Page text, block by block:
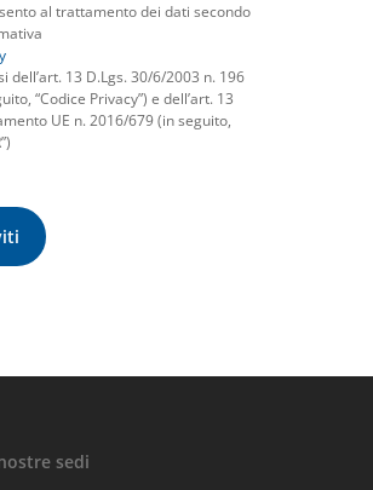
al trattamento dei dati secondo
dell’art. 13 D.Lgs. 30/6/2003 n. 196
“Codice Privacy”) e dell’art. 13
UE n. 2016/679 (in seguito,
sedi